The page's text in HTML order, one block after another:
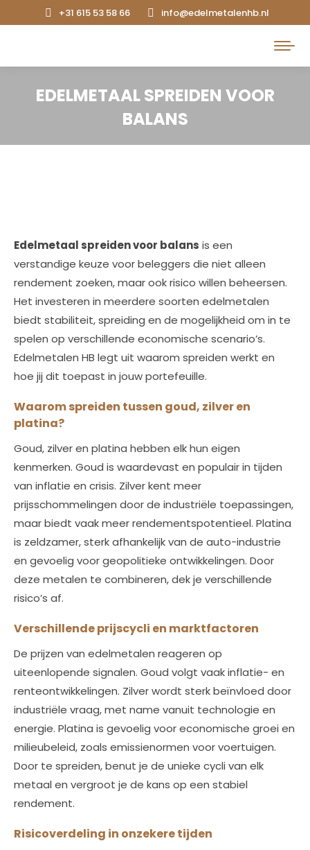
+31 615 53 58 66 info@edelmetalenhb.nl
Search:
EDELMETAAL SPREIDEN VOOR
BALANS
Edelmetaal spreiden voor balans is een
verstandige keuze voor beleggers die niet alleen
rendement zoeken, maar ook risico willen beheersen.
Het investeren in meerdere soorten edelmetalen
biedt stabiliteit, spreiding en de mogelijkheid om in te
spelen op verschillende economische scenario’s.
Edelmetalen HB legt uit waarom spreiden werkt en
hoe jij dit toepast in jouw portefeuille.
Waarom spreiden tussen goud, zilver en
platina?
Goud, zilver en platina hebben elk hun eigen
kenmerken. Goud is waardevast en populair in tijden
van inflatie en crisis. Zilver kent meer
prijsschommelingen door de industriële toepassingen,
maar biedt vaak meer rendementspotentieel. Platina
is zeldzamer, sterk afhankelijk van de auto-industrie
en gevoelig voor geopolitieke ontwikkelingen. Door
deze metalen te combineren, dek je verschillende
risico’s af.
Verschillende prijscycli en marktfactoren
De prijzen van edelmetalen reageren op
uiteenlopende signalen. Goud volgt vaak inflatie- en
renteontwikkelingen. Zilver wordt sterk beïnvloed door
industriële vraag, met name vanuit technologie en
energie. Platina is gevoelig voor economische groei en
milieubeleid, zoals emissienormen voor voertuigen.
Door te spreiden, benut je de unieke cycli van elk
metaal en vergroot je de kans op een stabiel
rendement.
Risicoverdeling in onzekere tijden